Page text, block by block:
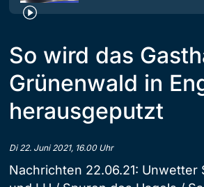
So wird das
Grünenwald in
herausgeputzt
Di 22. Juni 2021, 16.00 Uhr
Nachrichten 22.06.21: Unwetter